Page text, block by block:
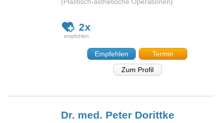
(Plastisch-ästhetische Operationen)
2x
Empfehlen
Termin
Zum Profil
Dr. med. Peter Dorittke